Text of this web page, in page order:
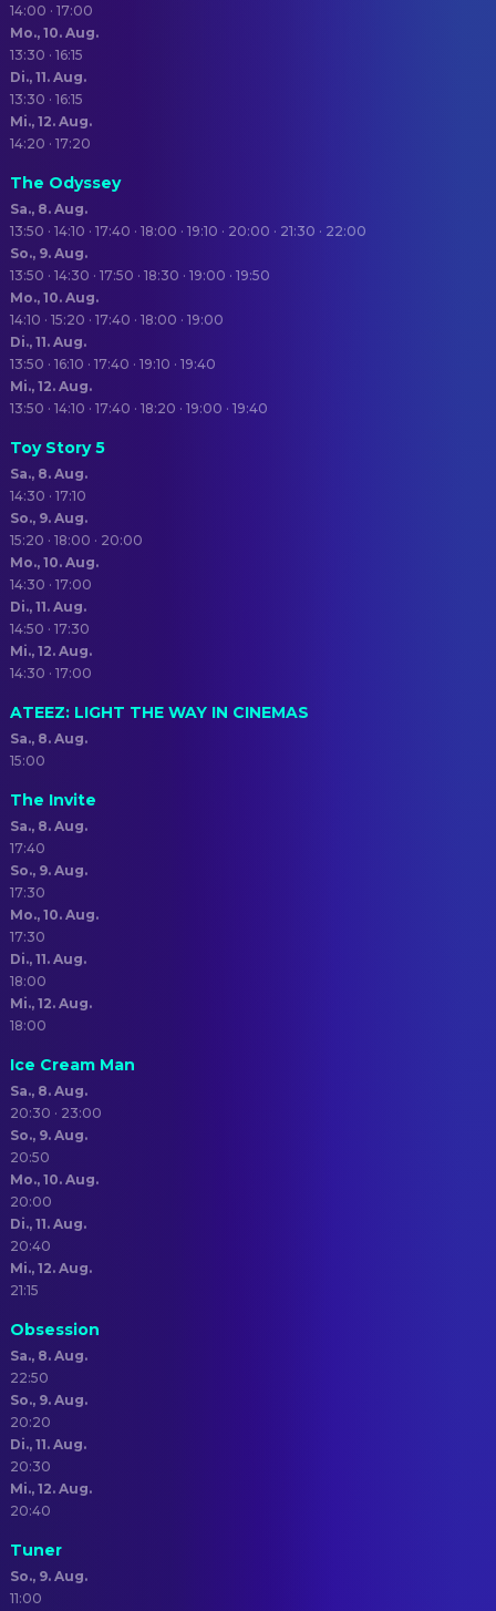
14:00 · 17:00
Mo., 10. Aug.
13:30 · 16:15
Di., 11. Aug.
13:30 · 16:15
Mi., 12. Aug.
14:20 · 17:20
The Odyssey
Sa., 8. Aug.
13:50 · 14:10 · 17:40 · 18:00 · 19:10 · 20:00 · 21:30 · 22:00
So., 9. Aug.
13:50 · 14:30 · 17:50 · 18:30 · 19:00 · 19:50
Mo., 10. Aug.
14:10 · 15:20 · 17:40 · 18:00 · 19:00
Di., 11. Aug.
13:50 · 16:10 · 17:40 · 19:10 · 19:40
Mi., 12. Aug.
13:50 · 14:10 · 17:40 · 18:20 · 19:00 · 19:40
Toy Story 5
Sa., 8. Aug.
14:30 · 17:10
So., 9. Aug.
15:20 · 18:00 · 20:00
Mo., 10. Aug.
14:30 · 17:00
Di., 11. Aug.
14:50 · 17:30
Mi., 12. Aug.
14:30 · 17:00
ATEEZ: LIGHT THE WAY IN CINEMAS
Sa., 8. Aug.
15:00
The Invite
Sa., 8. Aug.
17:40
So., 9. Aug.
17:30
Mo., 10. Aug.
17:30
Di., 11. Aug.
18:00
Mi., 12. Aug.
18:00
Ice Cream Man
Sa., 8. Aug.
20:30 · 23:00
So., 9. Aug.
20:50
Mo., 10. Aug.
20:00
Di., 11. Aug.
20:40
Mi., 12. Aug.
21:15
Obsession
Sa., 8. Aug.
22:50
So., 9. Aug.
20:20
Di., 11. Aug.
20:30
Mi., 12. Aug.
20:40
Tuner
So., 9. Aug.
11:00